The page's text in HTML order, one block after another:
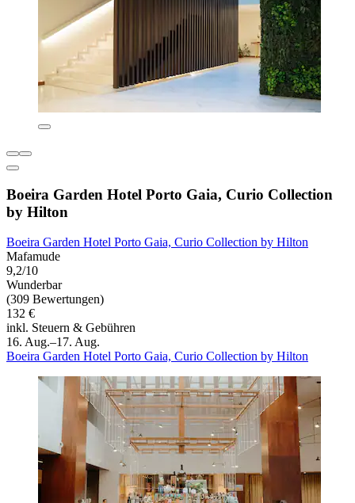
Boeira Garden Hotel Porto Gaia, Curio Collection
by Hilton
Boeira Garden Hotel Porto Gaia, Curio Collection by Hilton
Mafamude
9,2/10
Wunderbar
(309 Bewertungen)
132 €
inkl. Steuern & Gebühren
16. Aug.–17. Aug.
Boeira Garden Hotel Porto Gaia, Curio Collection by Hilton